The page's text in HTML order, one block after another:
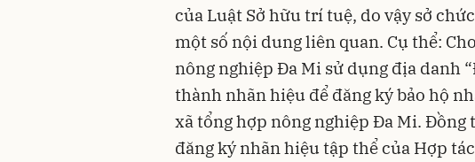
của Luật Sở hữu trí tuệ, do vậy sở
một số nội dung liên quan. Cụ thể:
nông nghiệp Đa Mi sử dụng địa danh
thành nhãn hiệu để đăng ký bảo hộ
xã tổng hợp nông nghiệp Đa Mi. Đồng
đăng ký nhãn hiệu tập thể của Hợp